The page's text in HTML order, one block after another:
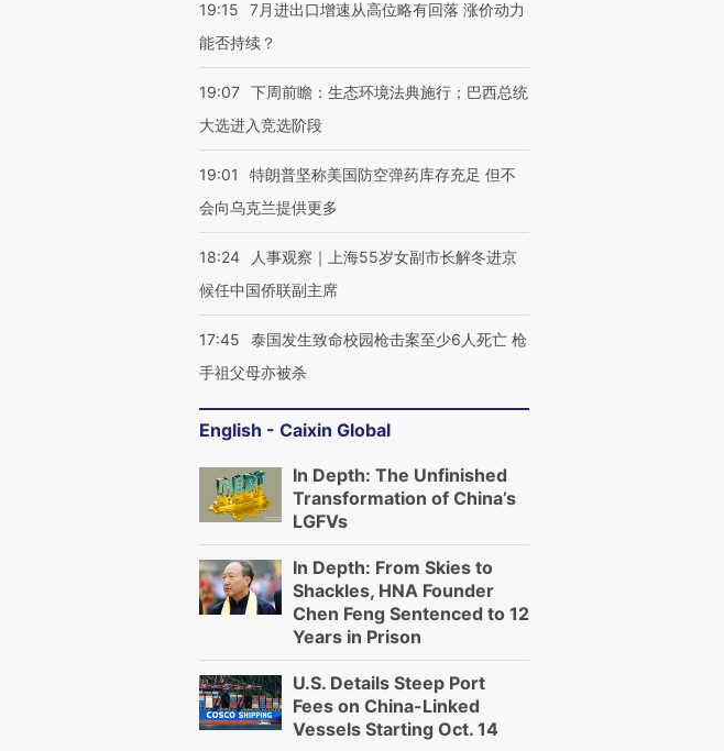
19:15
7月进出口增速从高位略有回落 涨价动力
能否持续？
19:07 下周前瞻：生态环境法典施行；巴西总统
大选进入竞选阶段
19:01
特朗普坚称美国防空弹药库存充足 但不
会向乌克兰提供更多
18:24
人事观察｜上海55岁女副市长解冬进京
候任中国侨联副主席
17:45
泰国发生致命校园枪击案至少6人死亡 枪
手祖父母亦被杀
English - Caixin Global
In Depth: The Unfinished
Transformation of China’s
LGFVs
In Depth: From Skies to
Shackles, HNA Founder
Chen Feng Sentenced to 12
Years in Prison
U.S. Details Steep Port
Fees on China-Linked
Vessels Starting Oct. 14